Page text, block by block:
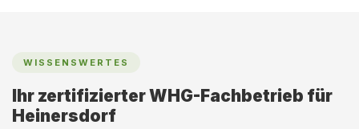
WISSENSWERTES
Ihr zertifizierter WHG-Fachbetrieb für
Heinersdorf